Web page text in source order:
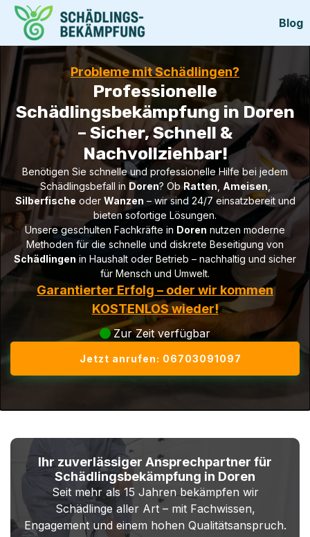
Blog
Probleme mit Schädlingen?
Professionelle
Schädlingsbekämpfung in Doren
– Sicher, Schnell &
Nachvollziehbar!
Benötigen Sie schnelle und professionelle Hilfe bei jedem
Schädlingsbefall in Doren? ObRatten Ameisen
Silberfische oder Wanzen – wir sind 24/7 einsatzbereit und
bieten sofortige Lösungen.
Unsere geschulten Fachkräfte in Doren nutzen moderne
Methoden für die schnelle und diskrete Beseitigung von
Schädlingen in Haushalt oder Betrieb – nachhaltig und sicher
für Mensch und Umwelt.
Garantierter Erfolg – oder wir kommen
KOSTENLOS wieder!
Zur Zeit verfügbar
Jetzt anrufen: 06703091097
Ihr zuverlässiger Ansprechpartner für
Schädlingsbekämpfung in Doren
Seit mehr als 15 Jahren bekämpfen wir
Schädlinge aller Art – mit Fachwissen,
Engagement und einem hohen Qualitätsanspruch.